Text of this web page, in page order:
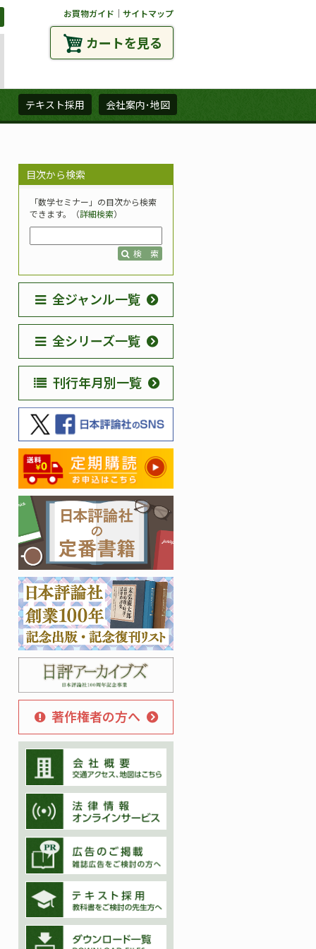
お買物ガイド ｜ サイトマップ
カートを見る
テキスト採用 会社案内･地図
目次から検索
「数学セミナー」の目次から検索
できます。（詳細検索）
検 索
全ジャンル一覧
全シリーズ一覧
刊行年月別一覧
著作権者の方へ